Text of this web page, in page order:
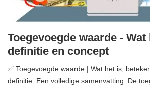
Toegevoegde waarde - Wat
definitie en concept
✅ Toegevoegde waarde | Wat het is,
definitie. Een volledige samenvatting. De